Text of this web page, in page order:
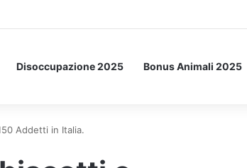
spaziale.
Disoccupazione 2025 Bonus Animali 2025
Addetti in Italia.